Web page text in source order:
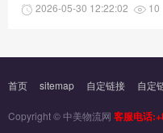
2026-05-30 12:22:02 10
首页 sitemap 自定链接 自定
Copyright © 中美物流网 客服电话